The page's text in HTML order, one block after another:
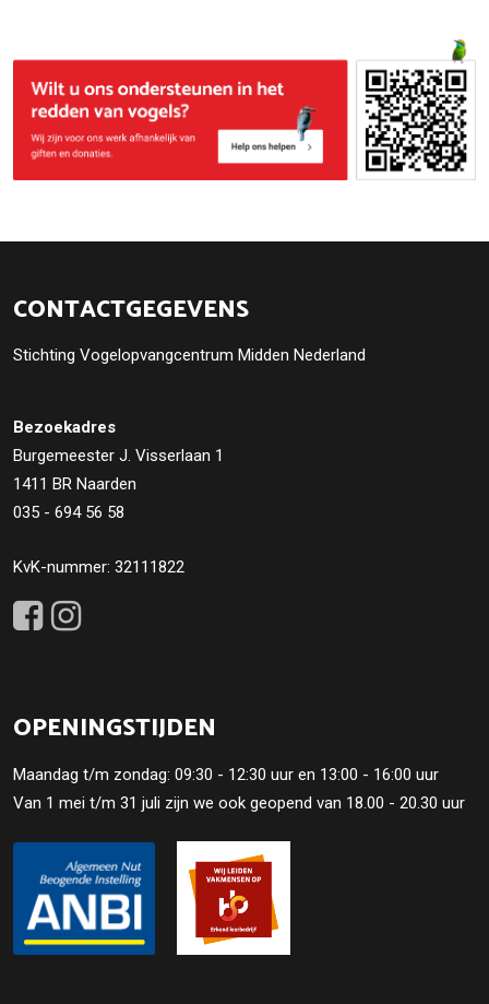
CONTACTGEGEVENS
Stichting Vogelopvangcentrum Midden Nederland
Bezoekadres
Burgemeester J. Visserlaan 1
1411 BR Naarden
035 - 694 56 58
KvK-nummer: 32111822
OPENINGSTIJDEN
Maandag t/m zondag: 09:30 - 12:30 uur en 13:00 - 16:00 uur
Van 1 mei t/m 31 juli zijn we ook geopend van 18.00 - 20.30 uur